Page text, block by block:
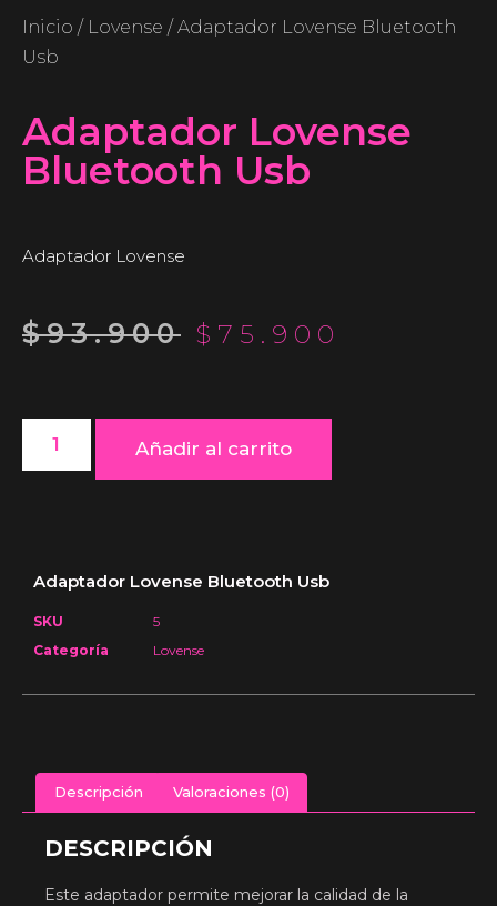
Inicio / Lovense / Adaptador Lovense Bluetooth
Usb
Adaptador Lovense
Bluetooth Usb
Adaptador Lovense
$93.900 $ 75.900
Añadir al carrito
Adaptador Lovense Bluetooth Usb
SKU
5
Categoría
Lovense
Descripción Valoraciones (0)
DESCRIPCIÓN
Este adaptador permite mejorar la calidad de la